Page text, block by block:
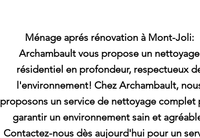
Ménage aprés rénovation à Mont-Joli:
Archambault vous propose un nettoyage
résidentiel en profondeur, respectueux
l'environnement! Chez Archambault,
proposons un service de nettoyage complet
garantir un environnement sain et
Contactez-nous dès aujourd'hui pour un